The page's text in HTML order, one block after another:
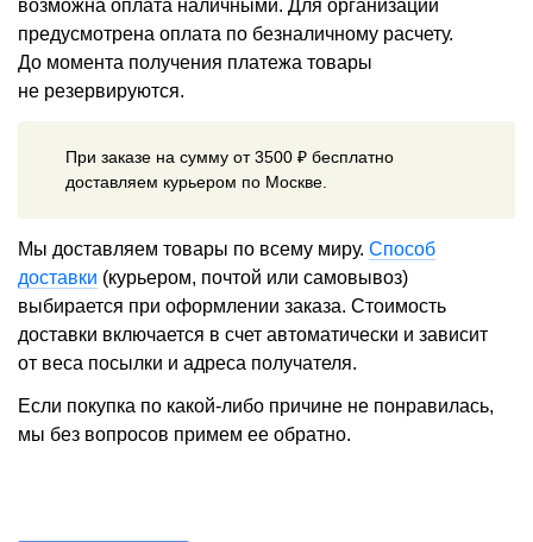
возможна оплата наличными. Для организаций
предусмотрена оплата по безналичному расчету.
До момента получения платежа товары
не резервируются.
При заказе на сумму от 3500 ₽ бесплатно
доставляем курьером по Москве.
Мы доставляем товары по всему миру. Способ
доставки (курьером, почтой или самовывоз)
выбирается при оформлении заказа. Стоимость
доставки включается в счет автоматически и зависит
от веса посылки и адреса получателя.
Если покупка по какой-либо причине не понравилась,
мы без вопросов примем ее обратно.